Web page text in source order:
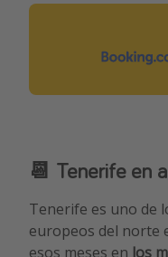
📆 Tenerife en
Tenerife es uno de
europeos del norte
esos meses en los